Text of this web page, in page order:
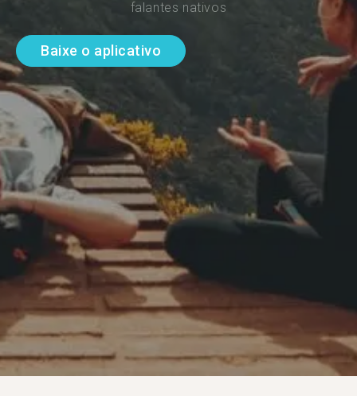
falantes nativos
Baixe o aplicativo